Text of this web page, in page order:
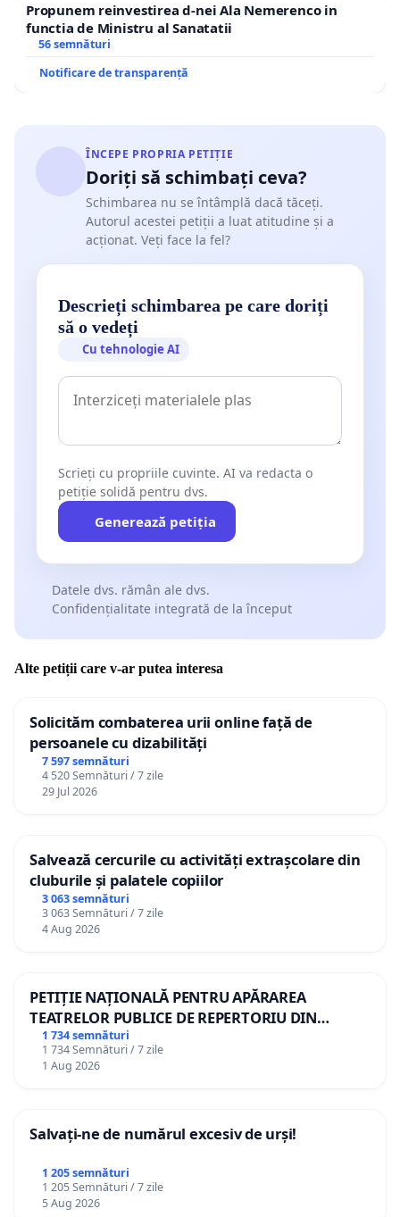
Propunem reinvestirea d-nei Ala Nemerenco in
functia de Ministru al Sanatatii
56 semnături
Notificare de transparență
ÎNCEPE PROPRIA PETIȚIE
Doriți să schimbați ceva?
Schimbarea nu se întâmplă dacă tăceți.
Autorul acestei petiții a luat atitudine și a
acționat. Veți face la fel?
Descrieți schimbarea pe care doriți
să o vedeți
Cu tehnologie AI
Scrieți cu propriile cuvinte. AI va redacta o
petiție solidă pentru dvs.
Generează petiția
Datele dvs. rămân ale dvs.
Confidențialitate integrată de la început
Alte petiții care v-ar putea interesa
Solicităm combaterea urii online față de
persoanele cu dizabilități
7 597 semnături
4 520 Semnături / 7 zile
29 Jul 2026
Salvează cercurile cu activități extrașcolare din
cluburile și palatele copiilor
3 063 semnături
3 063 Semnături / 7 zile
4 Aug 2026
PETIȚIE NAȚIONALĂ PENTRU APĂRAREA
TEATRELOR PUBLICE DE REPERTORIU DIN
ROMÂNIA
1 734 semnături
1 734 Semnături / 7 zile
1 Aug 2026
Salvați-ne de numărul excesiv de urși!
1 205 semnături
1 205 Semnături / 7 zile
5 Aug 2026